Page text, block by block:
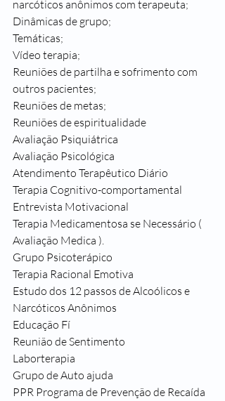
narcóticos anônimos com terapeuta;
Dinâmicas de grupo;
Temáticas;
Vídeo terapia;
Reuniões de partilha e sofrimento com
outros pacientes;
Reuniões de metas;
Reuniões de espiritualidade
Avaliação Psiquiátrica
Avaliação Psicológica
Atendimento Terapêutico Diário
Terapia Cognitivo-comportamental
Entrevista Motivacional
Terapia Medicamentosa se Necessário (
Avaliação Medica ).
Grupo Psicoterápico
Terapia Racional Emotiva
Estudo dos 12 passos de Alcoólicos e
Narcóticos Anônimos
Educação Fí
Reunião de Sentimento
Laborterapia
Grupo de Auto ajuda
PPR Programa de Prevenção de Recaída